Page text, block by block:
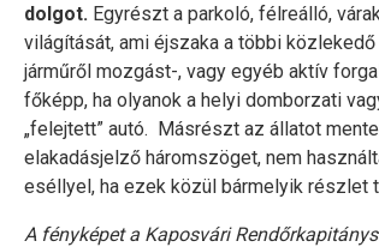
dolgot. Egyrészt a parkoló, félreálló,
világítását, ami éjszaka a többi
járműről mozgást-, vagy egyéb aktív
főképp, ha olyanok a helyi domborzati
„felejtett” autó. Másrészt az állatot
elakadásjelző háromszöget, nem
eséllyel, ha ezek közül bármelyik részlet
A fényképet a Kaposvári